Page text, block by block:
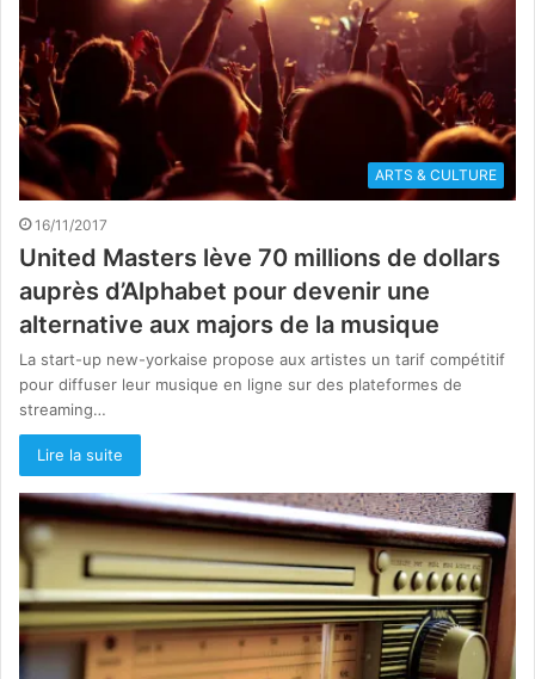
ARTS & CULTURE
16/11/2017
United Masters lève 70 millions de dollars
auprès d’Alphabet pour devenir une
alternative aux majors de la musique
La start-up new-yorkaise propose aux artistes un tarif compétitif
pour diffuser leur musique en ligne sur des plateformes de
streaming…
Lire la suite